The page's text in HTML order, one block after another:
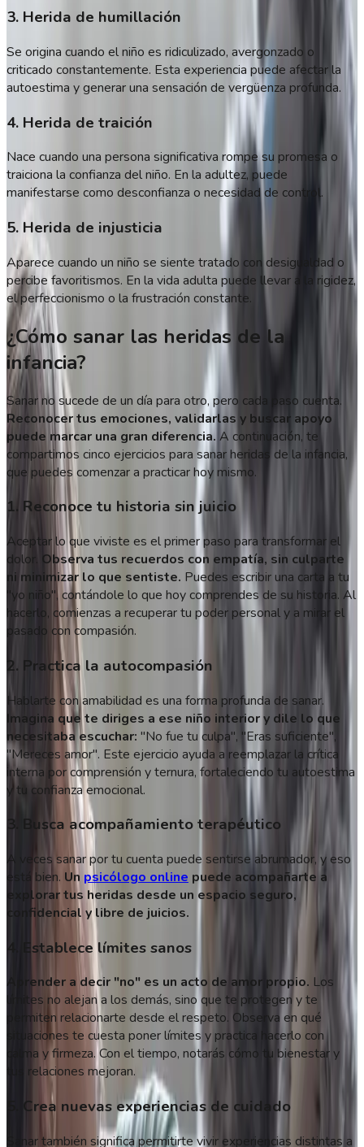
3. Herida de humillación
Se origina cuando el niño es ridiculizado, avergonzado o
criticado constantemente. Esta experiencia puede afectar la
autoestima y generar una sensación de vergüenza profunda.
4. Herida de traición
Nace cuando una persona significativa rompe su promesa o
traiciona la confianza del niño. En la adultez, puede
manifestarse como desconfianza o necesidad de control.
5. Herida de injusticia
Aparece cuando un niño se siente tratado con desigualdad o
percibe favoritismos. En la vida adulta puede llevar a la rigidez,
el perfeccionismo o la frustración constante.
¿Cómo sanar las heridas de la
infancia?
Sanar no sucede de un día para otro, pero cada paso cuenta.
Reconocer tus emociones, validarlas y buscar apoyo
puede marcar una gran diferencia. A continuación, te
compartimos cinco ejercicios para sanar heridas de la infancia,
que puedes comenzar a practicar hoy mismo.
1. Reconoce tu historia sin juicio
Aceptar lo que viviste es el primer paso para transformar el
dolor.
Observa tus recuerdos con empatía, sin culparte
ni minimizar lo que sentiste. Puedes escribir una carta a tu
"yo niño", contándole lo que hoy comprendes de su historia. Al
hacerlo, comienzas a recuperar tu poder personal y a mirar el
pasado con compasión.
2. Practica la autocompasión
Hablarte con amabilidad es una forma profunda de sanar.
Imagina que te diriges a ese niño interior y dile lo que
necesitaba escuchar: "No fue tu culpa", "Eras suficiente",
"Mereces amor". Este ejercicio ayuda a reemplazar la crítica
interna por comprensión y ternura, fortaleciendo tu autoestima
y tu confianza emocional.
3. Busca acompañamiento terapéutico
A veces sanar por tu cuenta puede sentirse abrumador, y eso
está bien. Un psicólogo online puede acompañarte a
explorar tus heridas desde un espacio seguro,
confidencial y libre de juicios.
4. Establece límites sanos
Aprender a decir "no" es un acto de amor propio. Los
límites no alejan a los demás, sino que te protegen y te
permiten relacionarte desde el respeto. Observa en qué
situaciones te cuesta poner límites y practica hacerlo con
calma y firmeza. Con el tiempo, notarás cómo tu bienestar y
tus relaciones mejoran.
5. Crea nuevas experiencias de cuidado
Sanar también significa permitirte vivir experiencias distintas a